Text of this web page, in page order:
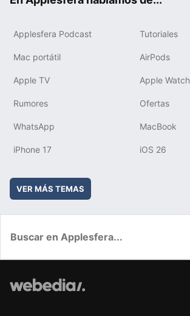
Applesfera Podcast Tutoriales
Mac portátil AirPods
Apple TV Apple Watch
Rumores Ofertas
WhatsApp MacBook
iPhone 17 iOS 26
VER MÁS TEMAS